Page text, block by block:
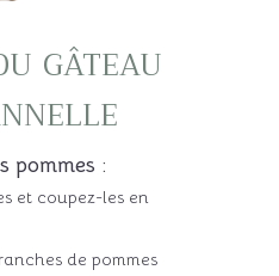
gâteau
pommes :
et coupez-les en
de pommes